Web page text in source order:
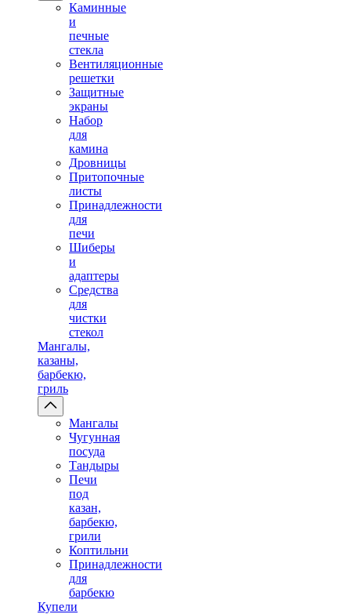
Каминные
и
печные
стекла
Вентиляционные
решетки
Защитные
экраны
Набор
для
камина
Дровницы
Притопочные
листы
Принадлежности
для
печи
Шиберы
и
адаптеры
Средства
для
чистки
стекол
Мангалы,
казаны,
барбекю,
гриль
Мангалы
Чугунная
посуда
Тандыры
Печи
под
казан,
барбекю,
грили
Коптильни
Принадлежности
для
барбекю
Купели